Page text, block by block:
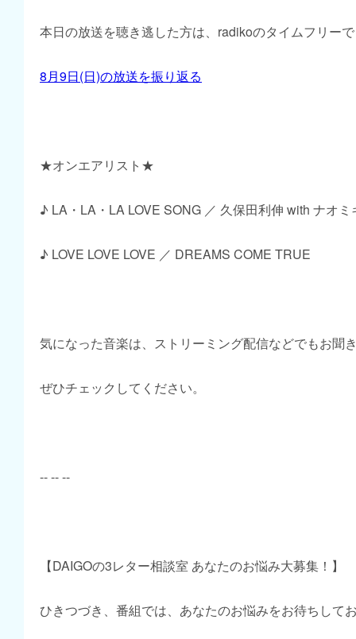
本日の放送を聴き逃した方は、radikoのタイムフリー
8月9日(日)の放送を振り返る
★オンエアリスト★
♪ LA・LA・LA LOVE SONG ／ 久保田利伸 with ナオミ
♪ LOVE LOVE LOVE ／ DREAMS COME TRUE
気になった音楽は、ストリーミング配信などでもお聞
ぜひチェックしてください。
-- -- --
【DAIGOの3レター相談室 あなたのお悩み大募集！】
ひきつづき、番組では、あなたのお悩みをお待ちして